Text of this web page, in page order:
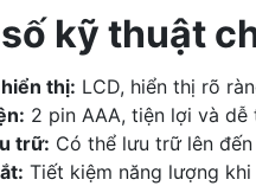
kỹ thuật
thị: LCD, hiển thị rõ
2 pin AAA, tiện lợi và dễ
trữ: Có thể lưu trữ lên
Tiết kiệm năng lượng